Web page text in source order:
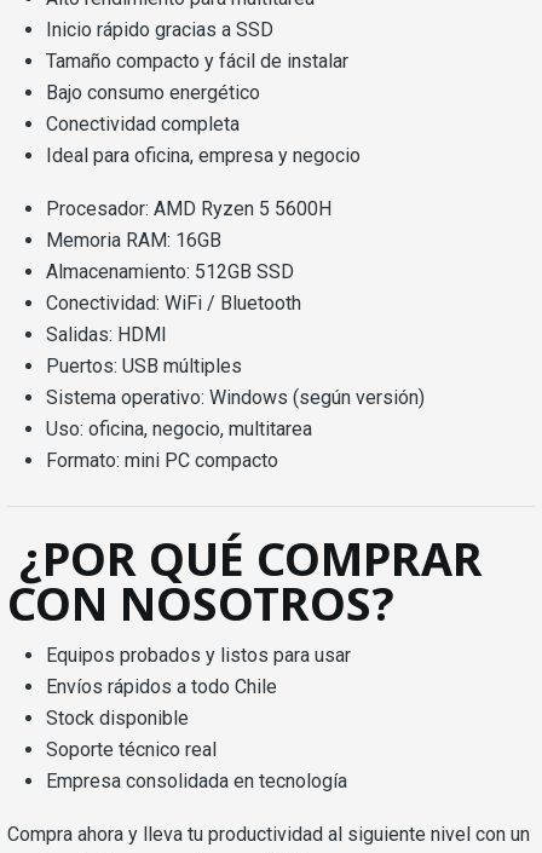
Inicio rápido gracias a SSD
Tamaño compacto y fácil de instalar
Bajo consumo energético
Conectividad completa
Ideal para oficina, empresa y negocio
Procesador: AMD Ryzen 5 5600H
Memoria RAM: 16GB
Almacenamiento: 512GB SSD
Conectividad: WiFi / Bluetooth
Salidas: HDMI
Puertos: USB múltiples
Sistema operativo: Windows (según versión)
Uso: oficina, negocio, multitarea
Formato: mini PC compacto
¿POR QUÉ COMPRAR
CON NOSOTROS?
Equipos probados y listos para usar
Envíos rápidos a todo Chile
Stock disponible
Soporte técnico real
Empresa consolidada en tecnología
Compra ahora y lleva tu productividad al siguiente nivel con un